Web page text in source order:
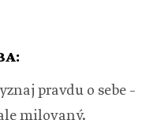
pravdu o sebe –